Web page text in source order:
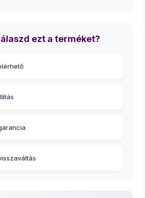
ezt a terméket?